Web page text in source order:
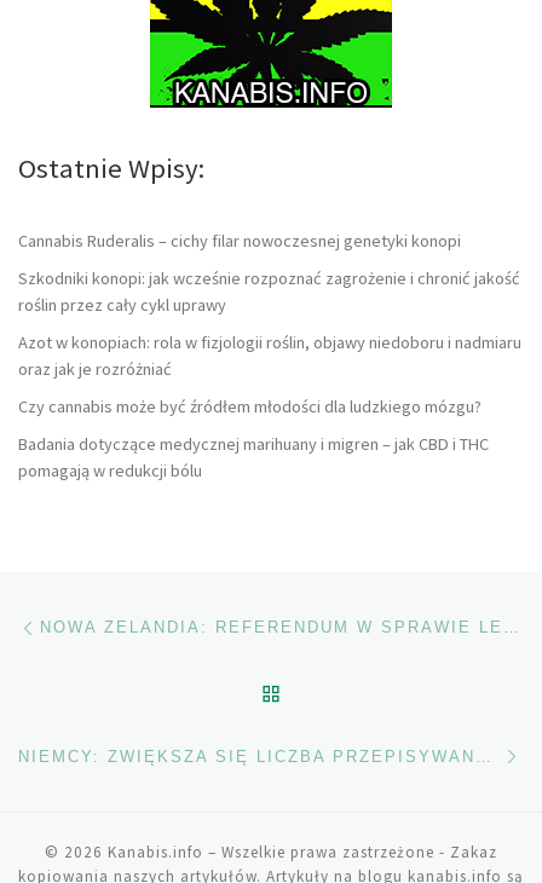
Ostatnie Wpisy:
Cannabis Ruderalis – cichy filar nowoczesnej genetyki konopi
Szkodniki konopi: jak wcześnie rozpoznać zagrożenie i chronić jakość
roślin przez cały cykl uprawy
Azot w konopiach: rola w fizjologii roślin, objawy niedoboru i nadmiaru
oraz jak je rozróżniać
Czy cannabis może być źródłem młodości dla ludzkiego mózgu?
Badania dotyczące medycznej marihuany i migren – jak CBD i THC
pomagają w redukcji bólu
Nawigacja wpisu
© 2026 Kanabis.info – Wszelkie prawa zastrzeżone - Zakaz
kopiowania naszych artykułów. Artykuły na blogu kanabis.info są